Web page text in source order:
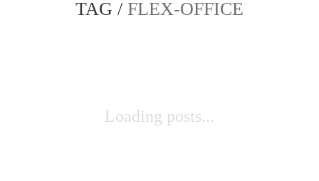
TAG / FLEX-OFFICE
Loading posts...